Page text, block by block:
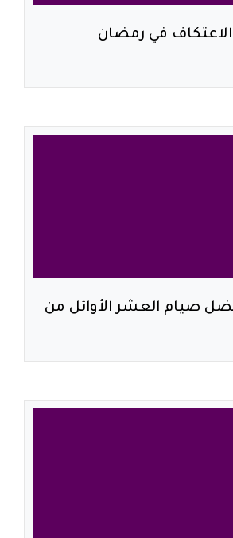
في رمضان
صيام العشر الأوائل من